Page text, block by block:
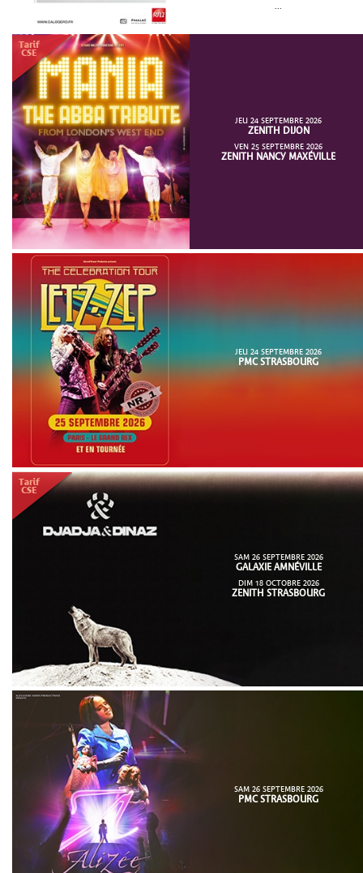
...
JEU 24 SEPTEMBRE 2026
ZENITH DIJON
VEN 25 SEPTEMBRE 2026
ZENITH NANCY MAXÉVILLE
JEU 24 SEPTEMBRE 2026
PMC STRASBOURG
SAM 26 SEPTEMBRE 2026
GALAXIE AMNÉVILLE
DIM 18 OCTOBRE 2026
ZENITH STRASBOURG
SAM 26 SEPTEMBRE 2026
PMC STRASBOURG